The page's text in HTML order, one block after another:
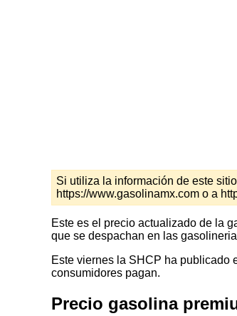
Si utiliza la información de este
https://www.gasolinamx.com o a
Este es el precio actualizado de la
que se despachan en las
Este viernes la SHCP ha publicado
consumidores pagan.
Precio gasolina